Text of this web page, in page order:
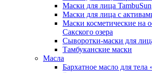
Маски для лица TambuSun
Маски для лица с
Маски косметические на
Сакского озера
Сыворотки-маски для
Тамбуканские маски
Масла
Бархатное масло для тела